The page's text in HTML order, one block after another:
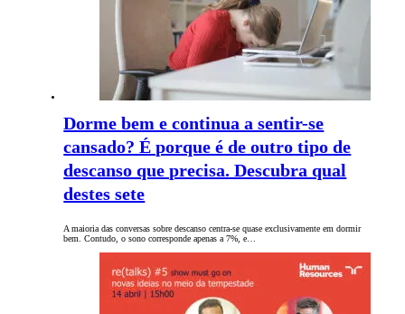
Dorme bem e continua a sentir-se
cansado? É porque é de outro tipo de
descanso que precisa. Descubra qual
destes sete
A maioria das conversas sobre descanso centra-se quase exclusivamente em dormir
bem. Contudo, o sono corresponde apenas a 7%, e…